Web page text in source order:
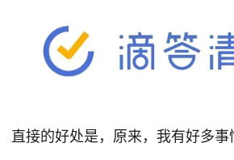
直接的好处是，原来，我有好多事